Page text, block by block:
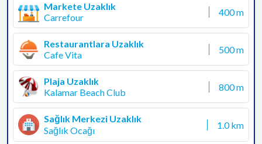
Markete Uzaklık
Carrefour
400 m
Restaurantlara Uzaklık
Cafe Vita
500 m
Plaja Uzaklık
Kalamar Beach Club
800 m
Sağlık Merkezi Uzaklık
Sağlık Ocağı
1.0 km